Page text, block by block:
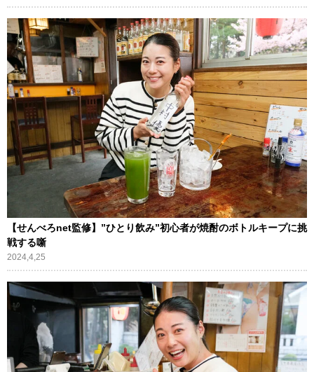
【せんべろnet監修】”ひとり飲み”初心者が焼酎のボトルキープに挑
戦する噺
2024,4,25